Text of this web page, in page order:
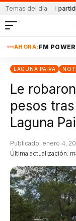
Temas del día
en el partido de
AHORA: FM
LAGUNA PAIVA
Le
pesos
Laguna
Última actualización:
Publicado: enero 4,